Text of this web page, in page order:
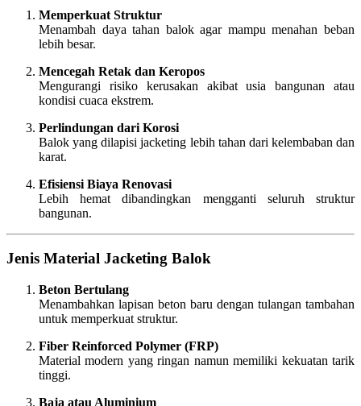
Memperkuat Struktur
Menambah daya tahan balok agar mampu menahan beban
lebih besar.
Mencegah Retak dan Keropos
Mengurangi risiko kerusakan akibat usia bangunan atau
kondisi cuaca ekstrem.
Perlindungan dari Korosi
Balok yang dilapisi jacketing lebih tahan dari kelembaban dan
karat.
Efisiensi Biaya Renovasi
Lebih hemat dibandingkan mengganti seluruh struktur
bangunan.
Jenis Material Jacketing Balok
Beton Bertulang
Menambahkan lapisan beton baru dengan tulangan tambahan
untuk memperkuat struktur.
Fiber Reinforced Polymer (FRP)
Material modern yang ringan namun memiliki kekuatan tarik
tinggi.
Baja atau Aluminium